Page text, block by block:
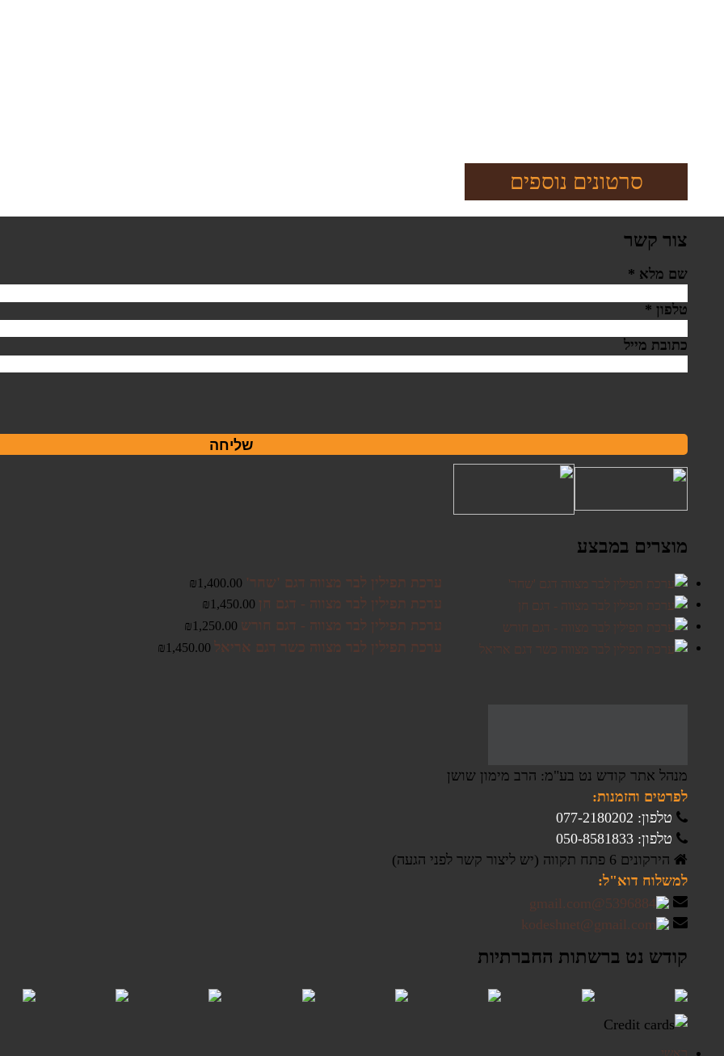
סרטונים נוספים
צור קשר
שם מלא *
טלפון *
כתובת מייל
שליחה
מוצרים במבצע
ערכת תפילין לבר מצווה דגם 'שחר' ₪1,400.00
ערכת תפילין לבר מצווה - דגם חן ₪1,450.00
ערכת תפילין לבר מצווה - דגם חורש ₪1,250.00
ערכת תפילין לבר מצווה כשר דגם אריאל ₪1,450.00
טלפון: 077-2180202
טלפון: 050-8581833
הירקונים 6 פתח תקווה (יש ליצור קשר לפני הגעה)
למשלוח דוא"ל:
קודש נט ברשתות החברתיות
ראשי
תקנון האתר